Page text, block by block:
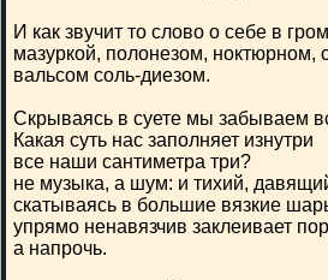
И как звучит то слово о себе в
мазуркой, полонезом, ноктюрном,
вальсом соль-диезом.
Скрываясь в суете мы забываем
Какая суть нас заполняет изнутри
все наши сантиметра три?
не музыка, а шум: и тихий,
скатываясь в большие вязкие
упрямо ненавязчив заклеивает
а напрочь.